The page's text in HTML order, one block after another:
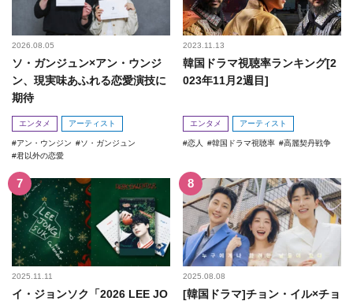
2026.08.05
ソ・ガンジュン×アン・ウンジ
ン、現実味あふれる恋愛演技に
期待
エンタメ アーティスト
アン・ウンジン
ソ・ガンジュン
君以外の恋愛
2023.11.13
韓国ドラマ視聴率ランキング[2
023年11月2週目]
エンタメ アーティスト
恋人 韓国ドラマ視聴率 高麗契丹戦争
2025.11.11
イ・ジョンソク「2026 LEE JO
2025.08.08
[韓国ドラマ]チョン・イル×チョ